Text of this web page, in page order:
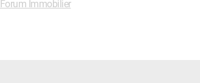
Forum Immobilier